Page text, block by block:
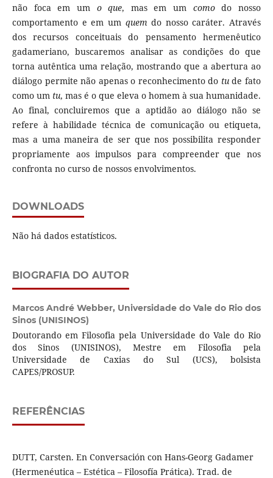
não foca em um o que, mas em um comodo nosso
comportamento e em um quemdo nosso caráter. Através
dos recursos conceituais do pensamento hermenêutico
gadameriano, buscaremos analisar as condições do que
torna autêntica uma relação, mostrando que a abertura ao
diálogo permite não apenas o reconhecimento do tude fato
como um tu, mas é o que eleva o homem à sua humanidade.
Ao final, concluiremos que a aptidão ao diálogo não se
refere à habilidade técnica de comunicação ou etiqueta,
mas a uma maneira de ser que nos possibilita responder
propriamente aos impulsos para compreender que nos
confronta no curso de nossos envolvimentos.
DOWNLOADS
Não há dados estatísticos.
BIOGRAFIA DO AUTOR
Marcos André Webber, Universidade do Vale do Rio dos
Sinos (UNISINOS)
Doutorando em Filosofia pela Universidade do Vale do Rio
dos Sinos (UNISINOS), Mestre em Filosofia pela
Universidade de Caxias do Sul (UCS), bolsista
CAPES/PROSUP.
REFERÊNCIAS
DUTT, Carsten. En Conversación con Hans-Georg Gadamer
(Hermenéutica – Estética – Filosofía Prática). Trad. de